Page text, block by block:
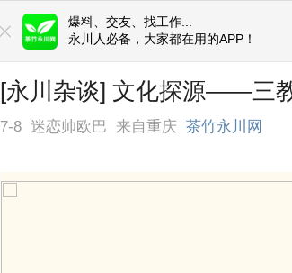
爆料、交友、找工作...
永川人必备，大家都在用的APP！
[永川杂谈] 文化探源——三
7-8 迷恋帅欧巴 来自重庆 茶竹永川网